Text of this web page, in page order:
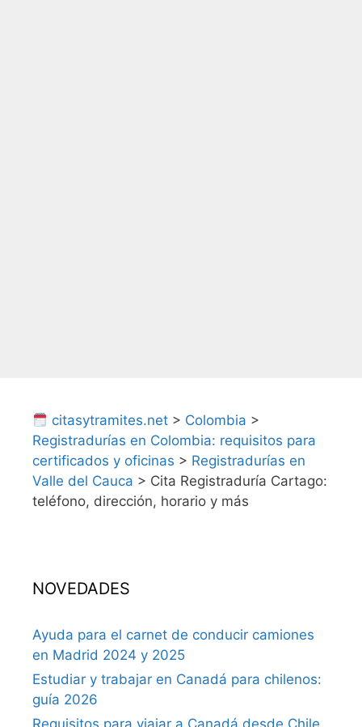
citasytramites.net > Colombia >
Registradurías en Colombia: requisitos para
certificados y oficinas > Registradurías en
Valle del Cauca > Cita Registraduría Cartago:
teléfono, dirección, horario y más
NOVEDADES
Ayuda para el carnet de conducir camiones
en Madrid 2024 y 2025
Estudiar y trabajar en Canadá para chilenos:
guía 2026